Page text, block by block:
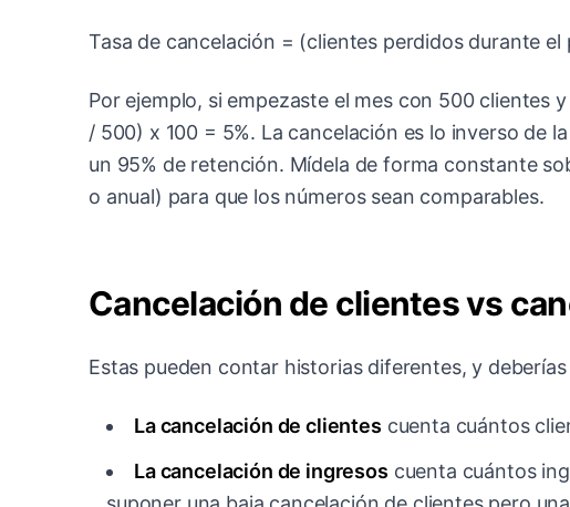
Tasa de cancelación = (clientes perdidos durante
Por ejemplo, si empezaste el mes con 500 clientes
/ 500) x 100 = 5%. La cancelación es lo inverso de
un 95% de retención. Mídela de forma constante
o anual) para que los números sean comparables.
Cancelación de clientes vs
Estas pueden contar historias diferentes, y
La cancelación de clientes cuenta cuántos
La cancelación de ingresos cuenta cuántos